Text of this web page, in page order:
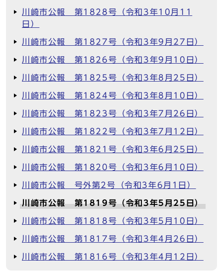
川崎市公報 第1828号（令和3年10月11
日）
川崎市公報 第1827号（令和3年9月27日）
川崎市公報 第1826号（令和3年9月10日）
川崎市公報 第1825号（令和3年8月25日）
川崎市公報 第1824号（令和3年8月10日）
川崎市公報 第1823号（令和3年7月26日）
川崎市公報 第1822号（令和3年7月12日）
川崎市公報 第1821号（令和3年6月25日）
川崎市公報 第1820号（令和3年6月10日）
川崎市公報 号外第2号（令和3年6月1日）
川崎市公報 第1819号（令和3年5月25日）
川崎市公報 第1818号（令和3年5月10日）
川崎市公報 第1817号（令和3年4月26日）
川崎市公報 第1816号（令和3年4月12日）